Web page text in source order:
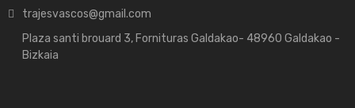
trajesvascos@gmail.com
Plaza santi brouard 3, Fornituras Galdakao- 48960 Galdakao -
Bizkaia